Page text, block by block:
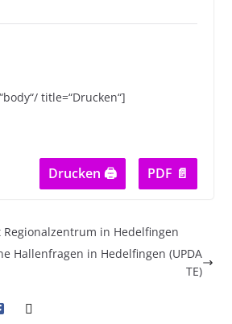
title=“Drucken“]
Drucken 🖨 PDF 📄
Regionalzentrum in Hedelfingen
Hallenfragen in Hedelfingen (UPDA
TE)